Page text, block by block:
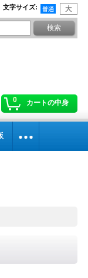
文字サイズ:
0 カートの中身